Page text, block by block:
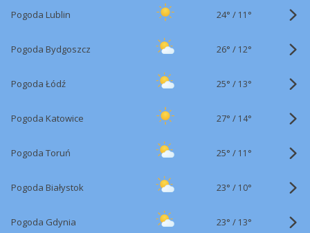
Pogoda Lublin 24° / 11°
Pogoda Bydgoszcz 26° / 12°
Pogoda Łódź 25° / 13°
Pogoda Katowice 27° / 14°
Pogoda Toruń 25° / 11°
Pogoda Białystok 23° / 10°
Pogoda Gdynia 23° / 13°